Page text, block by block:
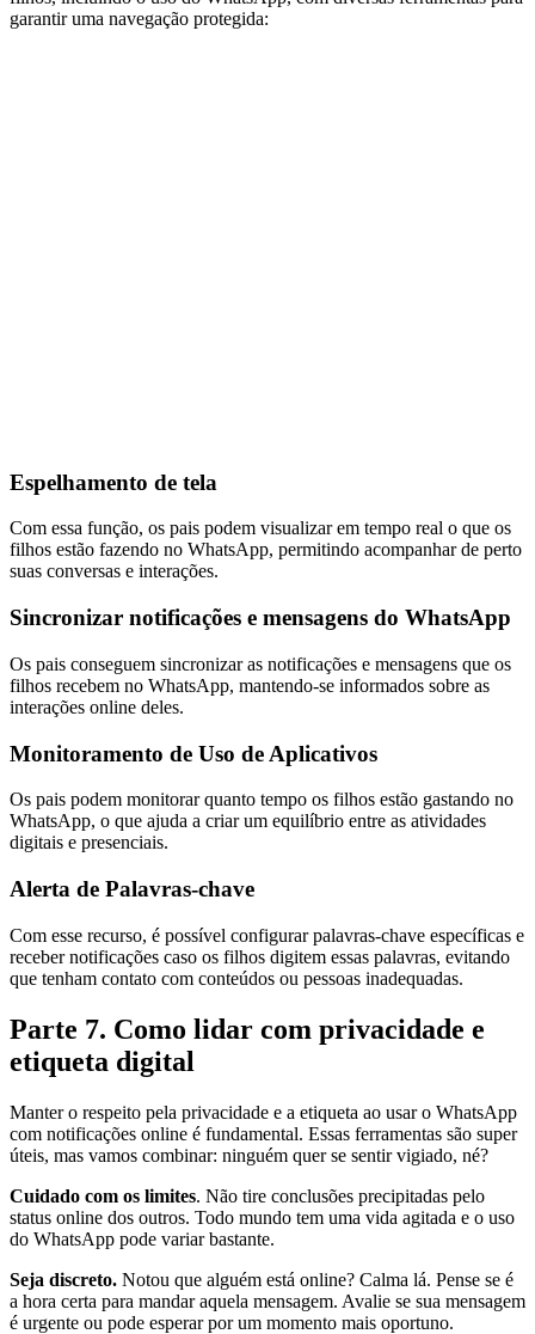
garantir uma navegação protegida:
Espelhamento de tela
Com essa função, os pais podem visualizar em tempo real o que os
filhos estão fazendo no WhatsApp, permitindo acompanhar de perto
suas conversas e interações.
Sincronizar notificações e mensagens do WhatsApp
Os pais conseguem sincronizar as notificações e mensagens que os
filhos recebem no WhatsApp, mantendo-se informados sobre as
interações online deles.
Monitoramento de Uso de Aplicativos
Os pais podem monitorar quanto tempo os filhos estão gastando no
WhatsApp, o que ajuda a criar um equilíbrio entre as atividades
digitais e presenciais.
Alerta de Palavras-chave
Com esse recurso, é possível configurar palavras-chave específicas e
receber notificações caso os filhos digitem essas palavras, evitando
que tenham contato com conteúdos ou pessoas inadequadas.
Parte 7. Como lidar com privacidade e
etiqueta digital
Manter o respeito pela privacidade e a etiqueta ao usar o WhatsApp
com notificações online é fundamental. Essas ferramentas são super
úteis, mas vamos combinar: ninguém quer se sentir vigiado, né?
Cuidado com os limites. Não tire conclusões precipitadas pelo
status online dos outros. Todo mundo tem uma vida agitada e o uso
do WhatsApp pode variar bastante.
Seja discreto. Notou que alguém está online? Calma lá. Pense se é
a hora certa para mandar aquela mensagem. Avalie se sua mensagem
é urgente ou pode esperar por um momento mais oportuno.